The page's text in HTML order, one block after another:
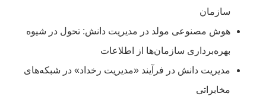
سازمان
هوش مصنوعی مولد در مدیریت دانش: تحول در شیوه
بهره‌برداری سازمان‌ها از اطلاعات
مدیریت دانش در فرآیند «مدیریت رخداد» در شبکه‌های
مخابراتی